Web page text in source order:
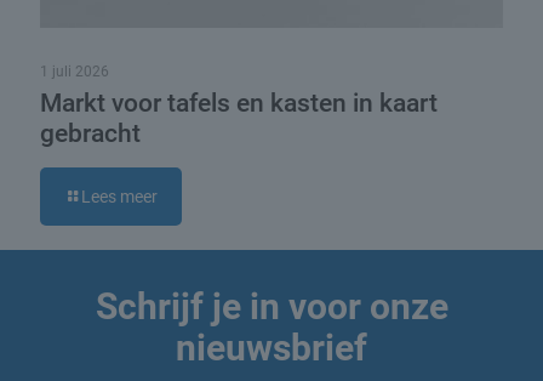
1 juli 2026
Markt voor tafels en kasten in kaart
gebracht
Lees meer
Schrijf je in voor onze
nieuwsbrief